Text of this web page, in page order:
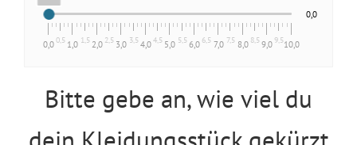
0,00,5 1,0 1,5 2,0 2,5 3,0 3,5 4,04,5 5,0 5,5 6,0 6,5 7,0 7,5 8,0 8,5 9,0 9,510,0
0,0
Bitte gebe an, wie viel du